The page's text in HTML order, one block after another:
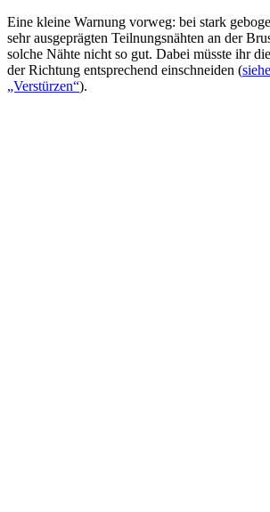
Eine kleine Warnung vorweg: bei stark
sehr ausgeprägten Teilnungsnähten an der
solche Nähte nicht so gut. Dabei müsste ihr
der Richtung entsprechend einschneiden (
„Verstürzen“).